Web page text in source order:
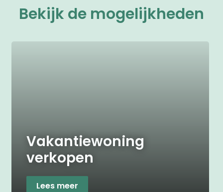
Bekijk de mogelijkheden
Vakantiewoning
verkopen
Lees meer